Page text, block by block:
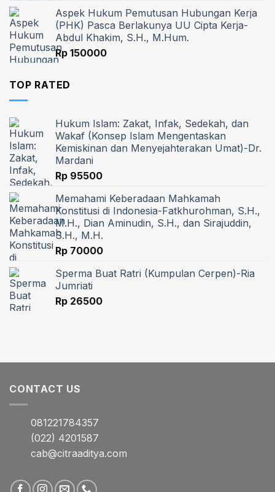
Aspek Hukum Pemutusan Hubungan Kerja
(PHK) Pasca Berlakunya UU Cipta Kerja-
Abdul Khakim, S.H., M.Hum.
Rp 150000
TOP RATED
Hukum Islam: Zakat, Infak, Sedekah, dan
Wakaf (Konsep Islam Mengentaskan
Kemiskinan dan Menyejahterakan Umat)-Dr.
Mardani
Rp 95500
Memahami Keberadaan Mahkamah
Konstitusi di Indonesia-Fatkhurohman, S.H.,
M.H., Dian Aminudin, S.H., dan Sirajuddin,
S.H., M.H.
Rp 70000
Sperma Buat Ratri (Kumpulan Cerpen)-Ria
Jumriati
Rp 26500
CONTACT US
081221784357
(022) 4201587
cab@citraaditya.com